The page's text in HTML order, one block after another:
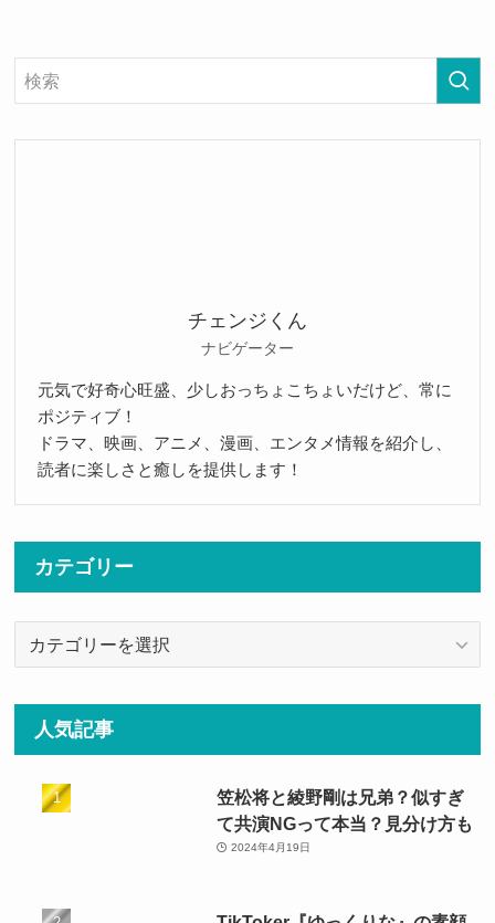
チェンジくん
ナビゲーター
元気で好奇心旺盛、少しおっちょこちょいだけど、常に
ポジティブ！
ドラマ、映画、アニメ、漫画、エンタメ情報を紹介し、
読者に楽しさと癒しを提供します！
カテゴリー
人気記事
笠松将と綾野剛は兄弟？似すぎ
て共演NGって本当？見分け方も
2024年4月19日